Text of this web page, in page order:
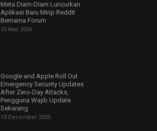
Meta Diam-Diam Luncurkan
Aplikasi Baru Mirip Reddit
Bernama Forum
23 May 2026
Google and Apple Roll Out
Emergency Security Updates
After Zero-Day Attacks,
Pengguna Wajib Update
Sekarang
13 December 2025